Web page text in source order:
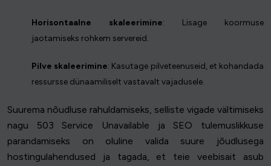
Horisontaalne skaleerimine: Lisage koormuse
jaotamiseks rohkem servereid.
Pilve skaleerimine: Kasutage pilveteenuseid, et kohandada
ressursse dünaamiliselt vastavalt vajadusele.
Suurema nõudluse rahuldamiseks, selliste vigade vältimiseks
nagu 503 Service Unavailable ja SEO tulemuslikkuse
parandamiseks on oluline valida suure jõudlusega
hostingulahendused ja tagada, et teie veebisait asub